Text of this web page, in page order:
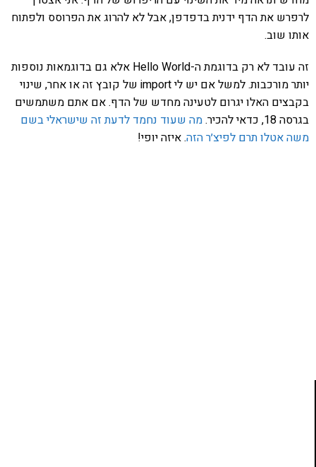
לרפרש את הדף ידנית בדפדפן, אבל לא להרוג את הפרוסס ולפתוח
אותו שוב.
זה עובד לא רק בדוגמת ה-Hello World אלא גם בדוגמאות נוספות
יותר מורכבות. למשל אם יש לי import של קובץ זה או אחר, שינוי
בקבצים האלו יגרום לטעינה מחדש של הדף. אם אתם משתמשים
בגרסה 18, כדאי להכיר.
מה שעוד נחמד לדעת זה שישראלי בשם
משה אטלו תרם לפיצ׳ר הזה. איזה יופי!